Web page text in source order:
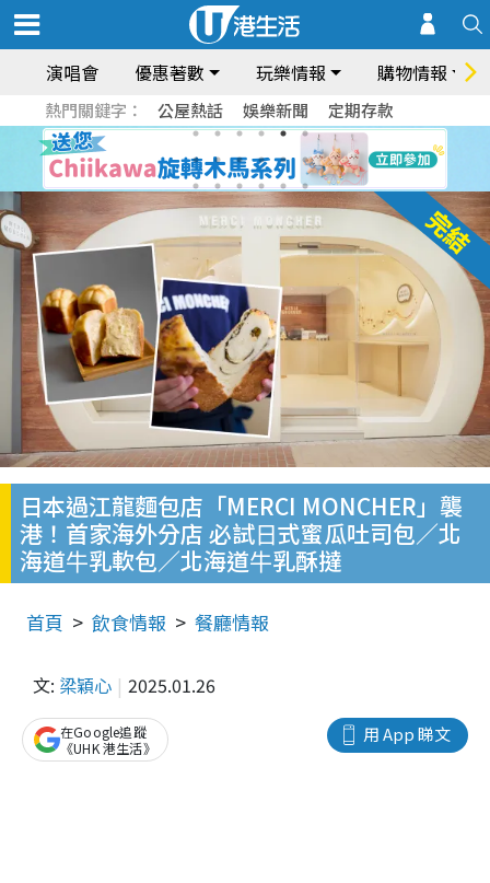
演唱會 優惠著數 玩樂情報 購物情報
熱門關鍵字： 公屋熱話 娛樂新聞 定期存款
日本過江龍麵包店「MERCI MONCHER」襲
港！首家海外分店 必試⽇式蜜瓜吐司包／北
海道⽜乳軟包／北海道⽜乳酥撻
首頁 飲食情報 餐廳情報
文: 梁穎心 2025.01.26
用 App 睇文
在Google追蹤
《UHK 港生活》